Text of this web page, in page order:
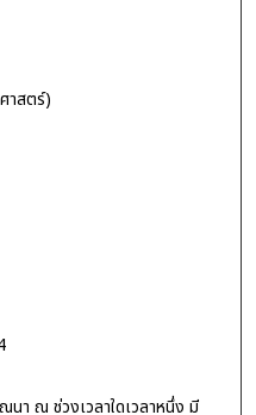
าสตร์)
นา ณ ช่วงเวลาใดเวลาหนึ่ง มี